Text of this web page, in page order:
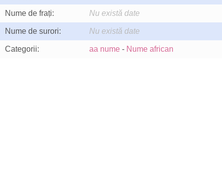
Nume de frați: Nu există date
Nume de surori: Nu există date
Categorii: aa nume - Nume african